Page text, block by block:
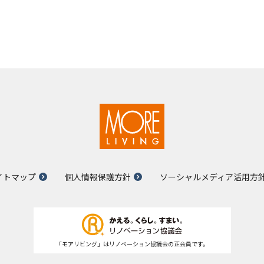
トマップ 個人情報保護方針 ソーシャルメディア活用方
「モアリビング」はリノベーション協議会の正会員です。